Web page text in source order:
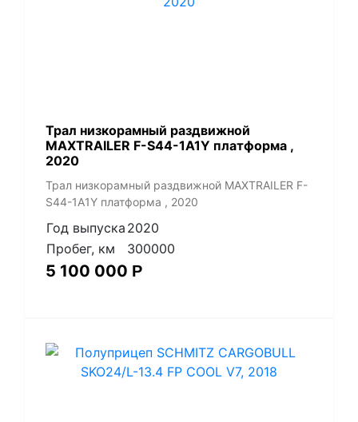
Трал низкорамный раздвижной
MAXTRAILER F-S44-1A1Y платформа ,
2020
Трал низкорамный раздвижной MAXTRAILER F-
S44-1A1Y платформа , 2020
Год выпуска 2020
Пробег, км
300000
5 100 000 Р